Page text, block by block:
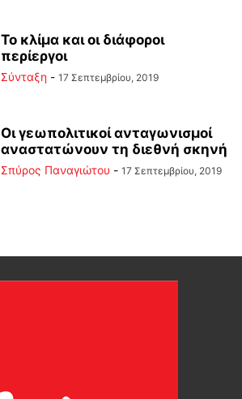
Το κλίμα και οι διάφοροι
περίεργοι
Σύνταξη - 17 Σεπτεμβρίου, 2019
Οι γεωπολιτικοί ανταγωνισμοί
αναστατώνουν τη διεθνή σκηνή
Σπύρος Παναγιώτου - 17 Σεπτεμβρίου, 2019